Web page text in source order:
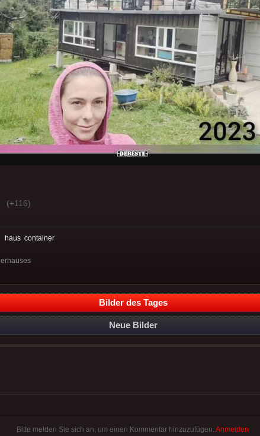
(+116)
haus container
Bilder des Tages
Neue Bilder
Bitte melden Sie sich an, um einen Kommentar hinzuzufügen. Anmelden